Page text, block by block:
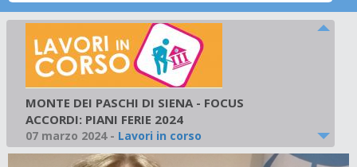
MONTE DEI PASCHI DI SIENA - FOCUS
ACCORDI: PIANI FERIE 2024
07 marzo 2024- Lavori in corso